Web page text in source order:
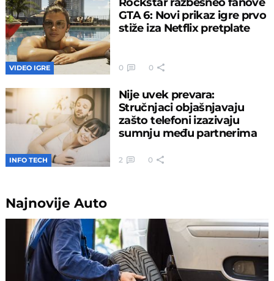
VIDEO IGRE
GTA 6: Novi prikaz igre prvo
stiže iza Netflix pretplate
0 0
INFO TECH
Nije uvek prevara:
Stručnjaci objašnjavaju
zašto telefoni izazivaju
sumnju među partnerima
2 0
NajnovijeAuto